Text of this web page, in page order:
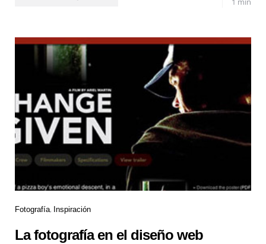
Fotografía Inspiración
La fotografía en el diseño web